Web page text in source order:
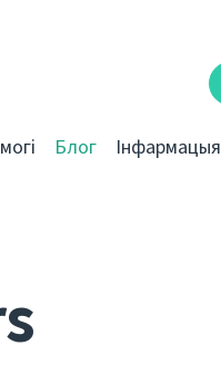
Блог Інфармацыя